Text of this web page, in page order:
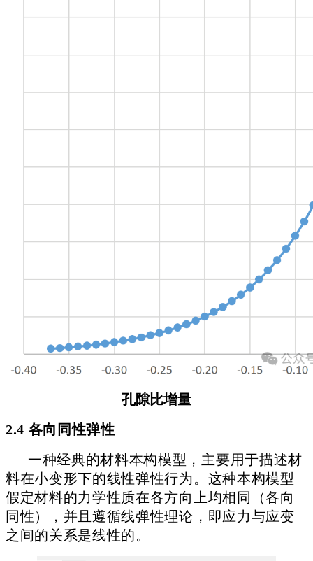
孔隙比增量
2.4 各向同性弹性
一种经典的材料本构模型，主要用于描述材
料在小变形下的线性弹性行为。 这种本构模型
假定材料的力学性质在各方向上均相同（各向
同性），并且遵循线弹性理论，即应力与应变
之间的关系是线性的。